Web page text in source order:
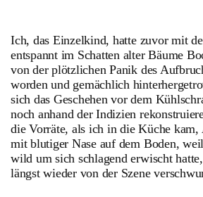
Ich, das Einzelkind, hatte zuvor mit
entspannt im Schatten alter Bäume
von der plötzlichen Panik des
worden und gemächlich
sich das Geschehen vor dem
noch anhand der Indizien
die Vorräte, als ich in die Küche kam,
mit blutiger Nase auf dem Boden,
wild um sich schlagend erwischt
längst wieder von der Szene